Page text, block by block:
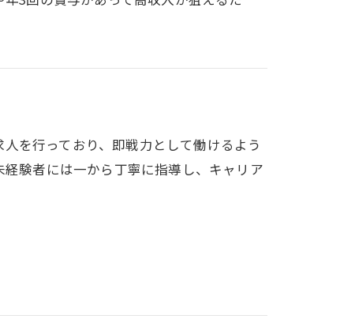
を行っており、即戦力として働けるよう
験者には一から丁寧に指導し、キャリア